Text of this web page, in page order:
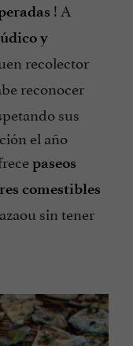
! A
y
recolector
reconocer
sus
el año
paseos
comestibles
sin tener